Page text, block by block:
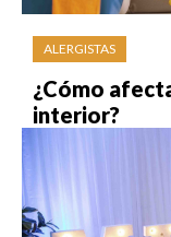
ALERGISTAS
¿Cómo
interior?